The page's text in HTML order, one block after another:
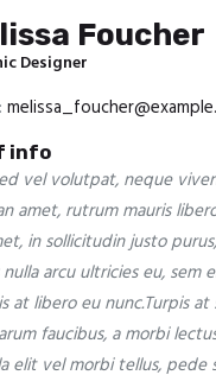
Foucher
Designer
info
vel volutpat, neque
amet, rutrum mauris
in sollicitudin justo
nulla arcu ultricies eu, sem
at libero eu nunc.Turpis at
faucibus, a morbi
elit vel morbi tellus, pede